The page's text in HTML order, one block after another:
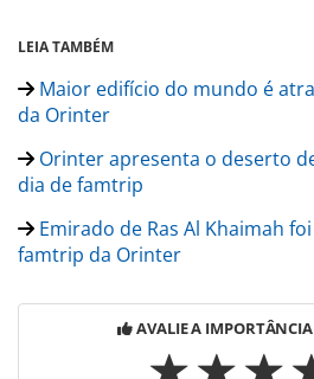
LEIA TAMBÉM
Maior edifício do mundo é
da Orinter
Orinter apresenta o deserto
dia de famtrip
Emirado de Ras Al Khaimah
famtrip da Orinter
AVALIE A